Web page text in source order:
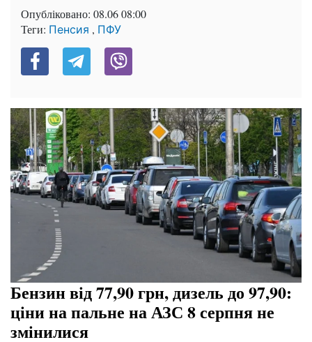
Опубліковано: 08.06 08:00
Теги: Пенсия , ПФУ
Бензин від 77,90 грн, дизель до 97,90:
ціни на пальне на АЗС 8 серпня не
змінилися